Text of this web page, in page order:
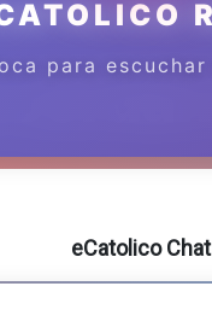
eCatolico Chat